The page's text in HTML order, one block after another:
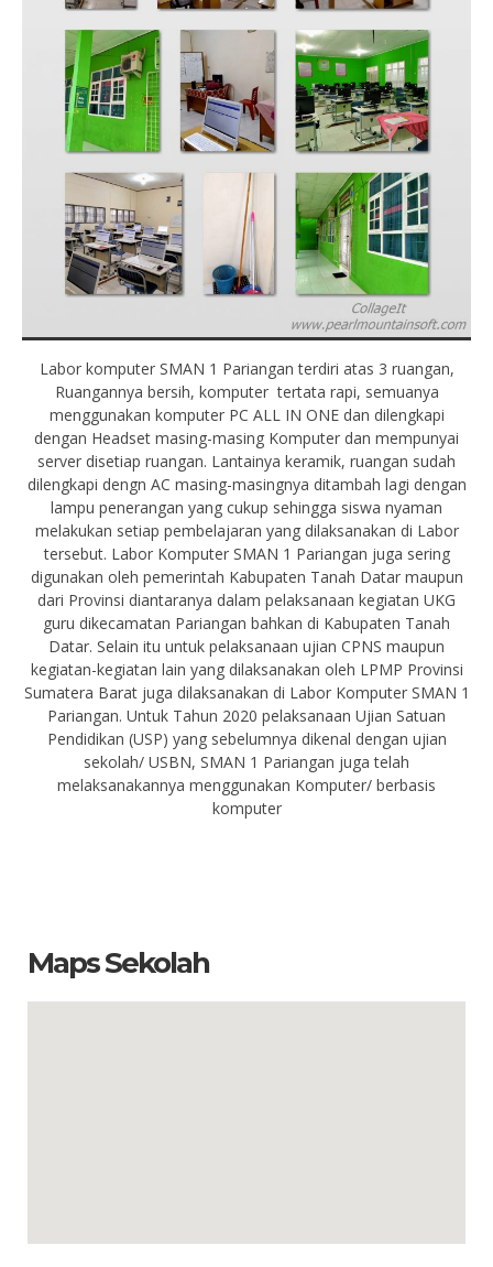
Labor komputer SMAN 1 Pariangan terdiri atas 3 ruangan,
Ruangannya bersih, komputer tertata rapi, semuanya
menggunakan komputer PC ALL IN ONE dan dilengkapi
dengan Headset masing-masing Komputer dan mempunyai
server disetiap ruangan. Lantainya keramik, ruangan sudah
dilengkapi dengn AC masing-masingnya ditambah lagi dengan
lampu penerangan yang cukup sehingga siswa nyaman
melakukan setiap pembelajaran yang dilaksanakan di Labor
tersebut. Labor Komputer SMAN 1 Pariangan juga sering
digunakan oleh pemerintah Kabupaten Tanah Datar maupun
dari Provinsi diantaranya dalam pelaksanaan kegiatan UKG
guru dikecamatan Pariangan bahkan di Kabupaten Tanah
Datar. Selain itu untuk pelaksanaan ujian CPNS maupun
kegiatan-kegiatan lain yang dilaksanakan oleh LPMP Provinsi
Sumatera Barat juga dilaksanakan di Labor Komputer SMAN 1
Pariangan. Untuk Tahun 2020 pelaksanaan Ujian Satuan
Pendidikan (USP) yang sebelumnya dikenal dengan ujian
sekolah/ USBN, SMAN 1 Pariangan juga telah
melaksanakannya menggunakan Komputer/ berbasis
komputer
Maps Sekolah